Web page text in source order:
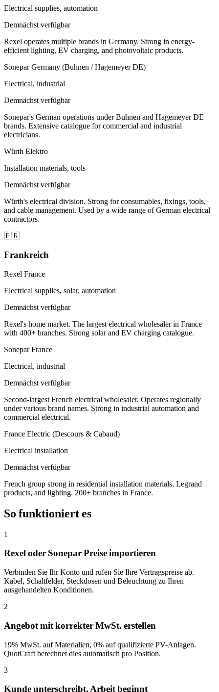
Electrical supplies, automation
Demnächst verfügbar
Rexel operates multiple brands in Germany. Strong in energy-
efficient lighting, EV charging, and photovoltaic products.
Sonepar Germany (Buhnen / Hagemeyer DE)
Electrical, industrial
Demnächst verfügbar
Sonepar's German operations under Buhnen and Hagemeyer DE
brands. Extensive catalogue for commercial and industrial
electricians.
Würth Elektro
Installation materials, tools
Demnächst verfügbar
Würth's electrical division. Strong for consumables, fixings, tools,
and cable management. Used by a wide range of German electrical
contractors.
🇫🇷
Frankreich
Rexel France
Electrical supplies, solar, automation
Demnächst verfügbar
Rexel's home market. The largest electrical wholesaler in France
with 400+ branches. Strong solar and EV charging catalogue.
Sonepar France
Electrical, industrial
Demnächst verfügbar
Second-largest French electrical wholesaler. Operates regionally
under various brand names. Strong in industrial automation and
commercial electrical.
France Electric (Descours & Cabaud)
Electrical installation
Demnächst verfügbar
French group strong in residential installation materials, Legrand
products, and lighting. 200+ branches in France.
So funktioniert es
1
Rexel oder Sonepar Preise importieren
Verbinden Sie Ihr Konto und rufen Sie Ihre Vertragspreise ab.
Kabel, Schaltfelder, Steckdosen und Beleuchtung zu Ihren
ausgehandelten Konditionen.
2
Angebot mit korrekter MwSt. erstellen
19% MwSt. auf Materialien, 0% auf qualifizierte PV-Anlagen.
QuotCraft berechnet dies automatisch pro Position.
3
Kunde unterschreibt, Arbeit beginnt